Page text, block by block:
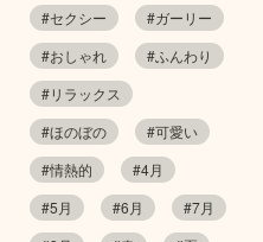
#セクシー
#ガーリー
#おしゃれ
#ふんわり
#リラックス
#ほのぼの
#可愛い
#情熱的
#4月
#5月
#6月
#7月